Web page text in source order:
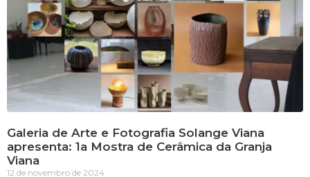
Galeria de Arte e Fotografia Solange Viana
apresenta: 1a Mostra de Cerâmica da Granja
Viana
12 de novembro de 2024